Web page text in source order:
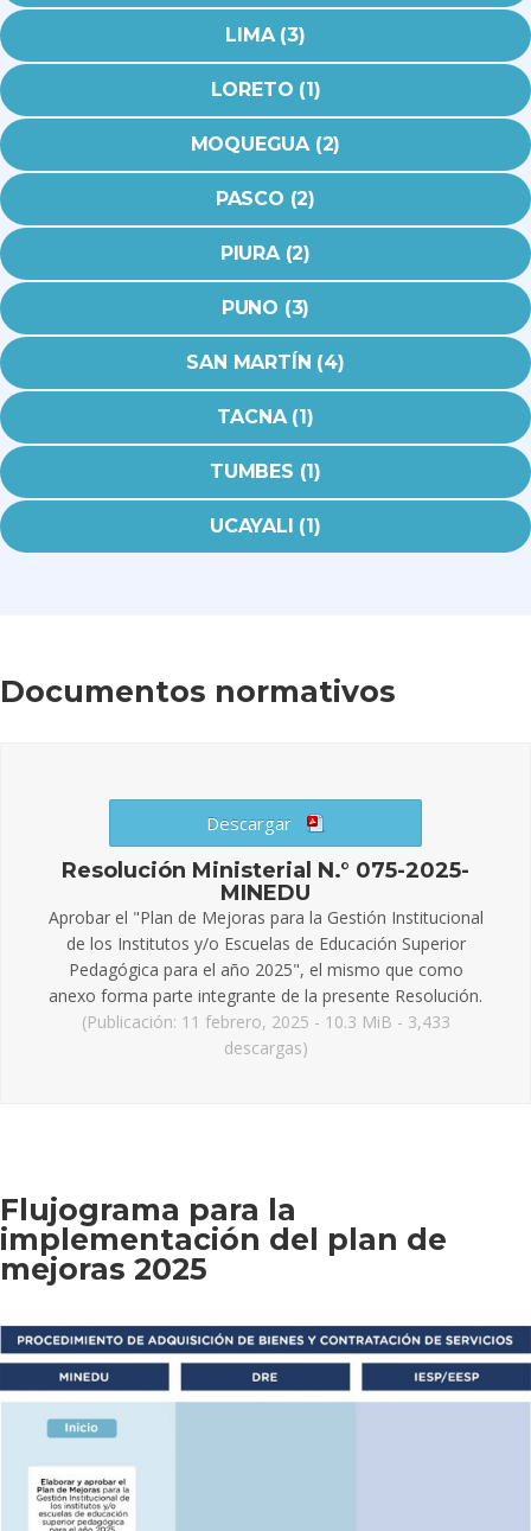
LIMA (3)
LORETO (1)
MOQUEGUA (2)
PASCO (2)
PIURA (2)
PUNO (3)
SAN MARTÍN (4)
TACNA (1)
TUMBES (1)
UCAYALI (1)
Documentos normativos
Descargar
Resolución Ministerial N.° 075-2025-
MINEDU
Aprobar el "Plan de Mejoras para la Gestión Institucional
de los Institutos y/o Escuelas de Educación Superior
Pedagógica para el año 2025", el mismo que como
anexo forma parte integrante de la presente Resolución.
(Publicación: 11 febrero, 2025 - 10.3 MiB - 3,433
descargas)
Flujograma para la
implementación del plan de
mejoras 2025